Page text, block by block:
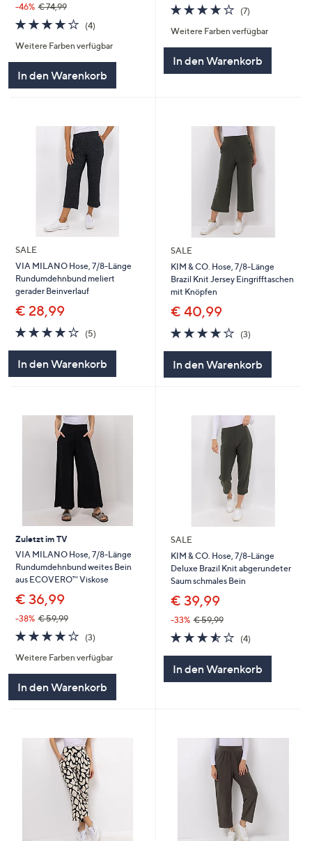
-46% € 74,99
4.0
von
5
(4)
Weitere Farben verfügbar
In den Warenkorb
4.0
von
5
(7)
Weitere Farben verfügbar
In den Warenkorb
SALE
VIA MILANO Hose, 7/8-Länge
Rundumdehnbund meliert
gerader Beinverlauf
€ 28,99
4.0
von
(5)
In den Warenkorb
SALE
KIM & CO. Hose, 7/8-Länge
Brazil Knit Jersey Eingrifftaschen
mit Knöpfen
€ 40,99
3.7
von
5
(3)
In den Warenkorb
Zuletzt im TV
VIA MILANO Hose, 7/8-Länge
Rundumdehnbund weites Bein
aus ECOVERO™ Viskose
€ 36,99
-38% € 59,99
3.7
von
5
(3)
Weitere Farben verfügbar
In den Warenkorb
SALE
KIM & CO. Hose, 7/8-Länge
Deluxe Brazil Knit abgerundeter
Saum schmales Bein
€ 39,99
-33% € 59,99
3.5
von
5
(4)
In den Warenkorb